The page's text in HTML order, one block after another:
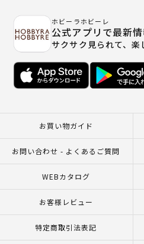
ホビーラホビーレ
公式アプリで最新情
サクサク見られて、
お買い物ガイド
お問い合わせ - よくあるご質問
WEBカタログ
お客様レビュー
特定商取引法表記